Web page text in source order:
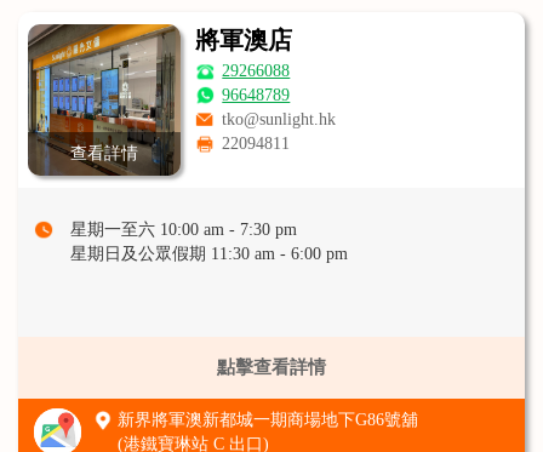
查看詳情
將軍澳店
29266088
96648789
tko@sunlight.hk
22094811
星期一至六 10:00 am - 7:30 pm
星期日及公眾假期 11:30 am - 6:00 pm
點擊查看詳情
新界將軍澳新都城一期商場地下G86號舖
(港鐵寶琳站 C 出口)